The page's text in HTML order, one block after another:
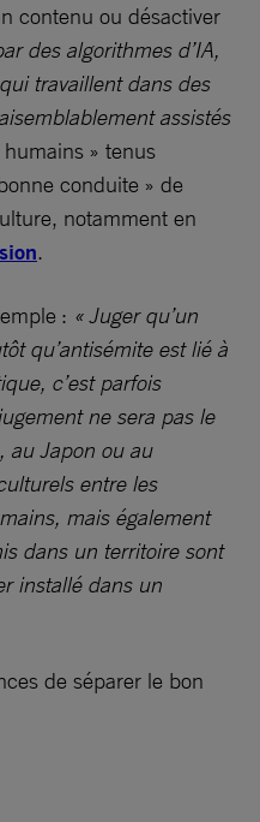
contenu ou désactiver
des algorithmes d’IA,
travaillent dans des
assistés
humains » tenus
conduite » de
notamment en
.
: « Juger qu’un
qu’antisémite est lié à
c’est parfois
ne sera pas le
au Japon ou au
entre les
mais également
dans un territoire sont
installé dans un
de séparer le bon